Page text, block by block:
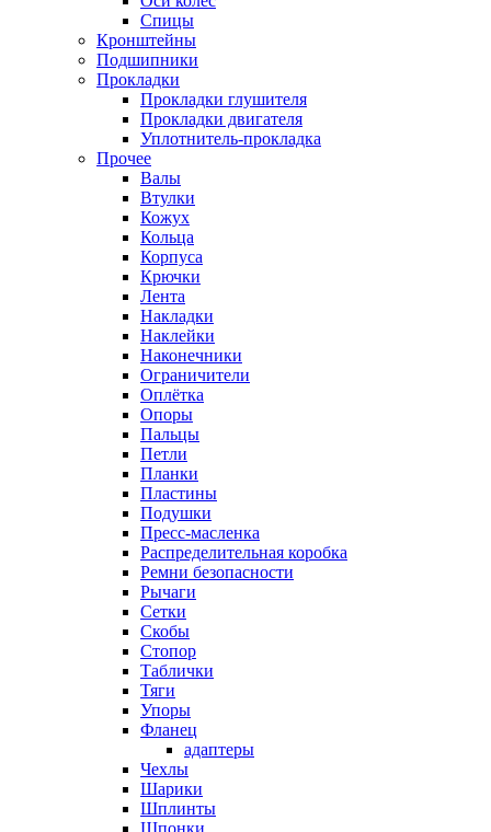
Спицы
Кронштейны
Подшипники
Прокладки
Прокладки глушителя
Прокладки двигателя
Уплотнитель-прокладка
Прочее
Валы
Втулки
Кожух
Кольца
Корпуса
Крючки
Лента
Накладки
Наклейки
Наконечники
Ограничители
Оплётка
Опоры
Пальцы
Петли
Планки
Пластины
Подушки
Пресс-масленка
Распределительная коробка
Ремни безопасности
Рычаги
Сетки
Скобы
Стопор
Таблички
Тяги
Упоры
Фланец
адаптеры
Чехлы
Шарики
Шплинты
Шпонки